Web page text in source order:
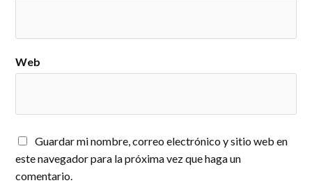
Web
Guardar mi nombre, correo electrónico y sitio web en
este navegador para la próxima vez que haga un
comentario.